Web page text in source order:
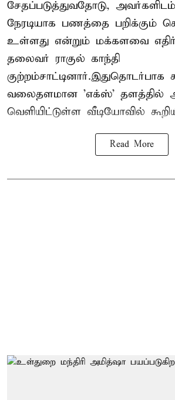
சேதப்படுத்துவதோடு,
நேரடியாக பணத்தை பறிக்கும்
உள்ளது என்றும் மக்களவை
தலைவர் ராகுல் காந்தி
குற்றம்சாட்டினார்.இதுதொடர்பாக
வலைதளமான 'எக்ஸ்' தளத்தில்
வெளியிட்டுள்ள வீடியோவில்
Read More